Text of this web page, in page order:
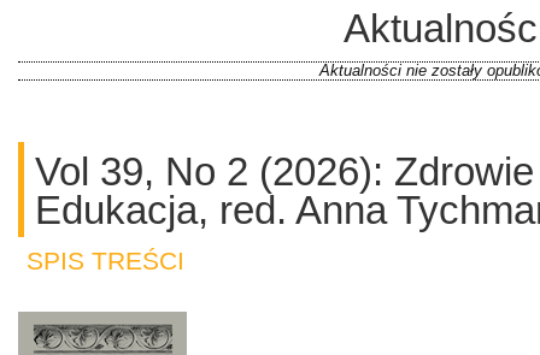
Aktualności nie zostały
Vol 39, No 2 (2026):
Edukacja, red. Anna
SPIS TREŚCI